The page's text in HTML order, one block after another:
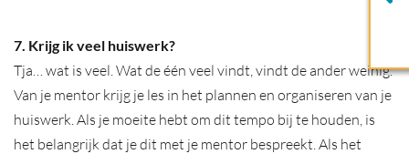
7. Krijg ik veel huiswerk?
Tja… wat is veel. Wat de één veel vindt, vindt de ander weinig.
Van je mentor krijg je les in het plannen en organiseren van je
huiswerk. Als je moeite hebt om dit tempo bij te houden, is
het belangrijk dat je dit met je mentor bespreekt. Als het